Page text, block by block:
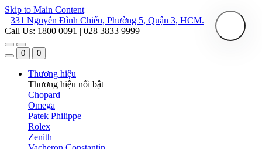
Skip to Main Content
331 Nguyễn Đình Chiểu, Phường 5, Quận 3, HCM.
Call Us: 1800 0091 | 028 3833 9999
0 0
Thương hiệu
Thương hiệu nổi bật
Chopard
Omega
Patek Philippe
Rolex
Zenith